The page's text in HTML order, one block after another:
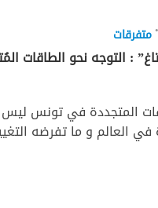
• متفرقات
: التوجه نحو الطاقات
المتجددة في تونس
في العالم و ما تفرضه